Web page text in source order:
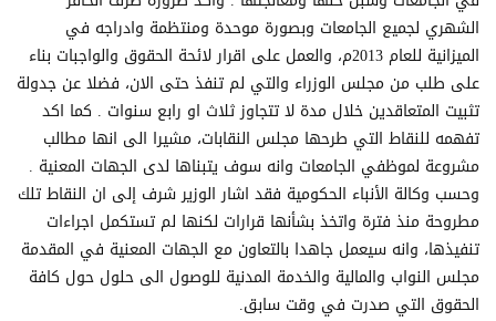
الشهري لجميع الجامعات وبصورة موحدة ومنتظمة وادراجه في
الميزانية للعام 2013م، والعمل على اقرار لائحة الحقوق والواجبات بناء
على طلب من مجلس الوزراء والتي لم تنفذ حتى الان، فضلا عن جدولة
تثبيت المتعاقدين خلال مدة لا تتجاوز ثلاث او رابع سنوات . كما اكد
تفهمه للنقاط التي طرحها مجلس النقابات، مشيرا الى انها مطالب
مشروعة لموظفي الجامعات وانه سوف يتبناها لدى الجهات المعنية .
وحسب وكالة الأنباء الحكومية فقد اشار الوزير شرف إلى ان النقاط تلك
مطروحة منذ فترة واتخذ بشأنها قرارات لكنها لم تستكمل اجراءات
تنفيذها، وانه سيعمل جاهدا بالتعاون مع الجهات المعنية في المقدمة
مجلس النواب والمالية والخدمة المدنية للوصول الى حلول حول كافة
الحقوق التي صدرت في وقت سابق.